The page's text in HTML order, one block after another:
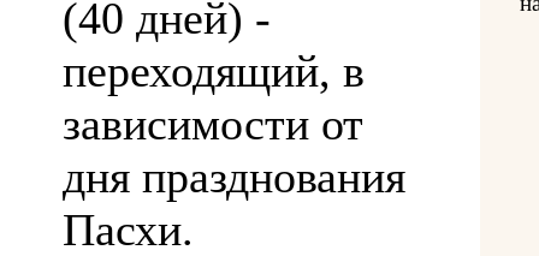
(40 дней) -
переходящий, в
зависимости от
дня празднования
Пасхи.